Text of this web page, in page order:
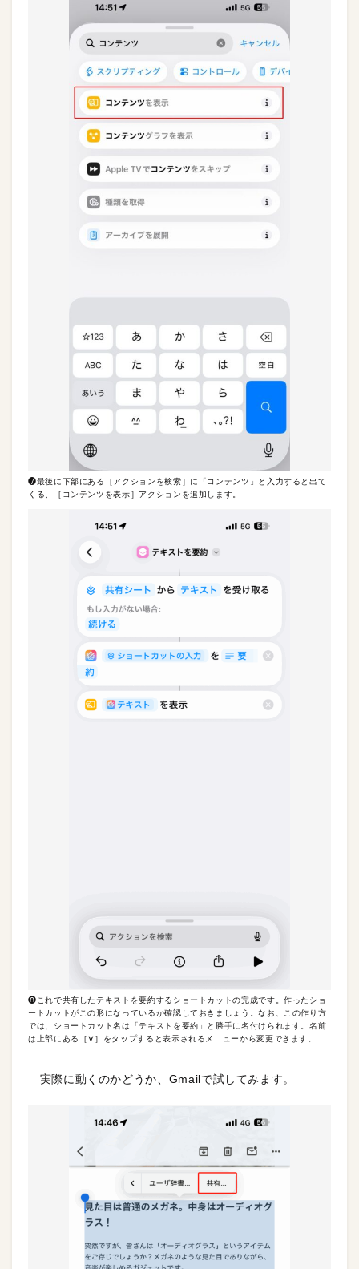
❼最後に下部にある［アクションを検索］に「コンテンツ」と入力すると出て
くる、［コンテンツを表示］アクションを追加します。
❽これで共有したテキストを要約するショートカットの完成です。作ったショ
ートカットがこの形になっているか確認しておきましょう。なお、この作り方
では、ショートカット名は「テキストを要約」と勝手に名付けられます。名前
は上部にある［∨ ］をタップすると表示されるメニューから変更できます。
実際に動くのかどうか、Gmailで試してみます。